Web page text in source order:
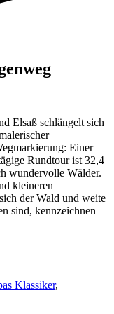
Elsaß schlängelt sich
Einer
Rundtour ist 32,4
wundervolle Wälder.
kleineren
der Wald und weite
sind, kennzeichnen
Klassiker,